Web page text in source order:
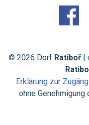
© 2026 Dorf Ratiboř
Erklärung zur
ohne